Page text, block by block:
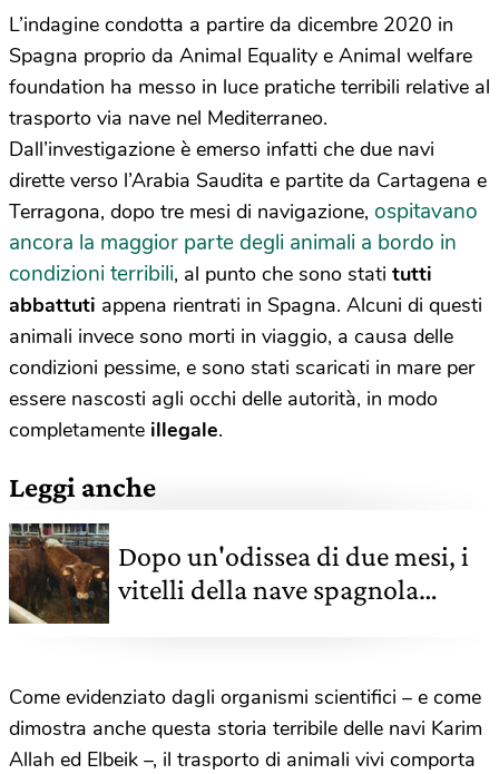
L’indagine condotta a partire da dicembre 2020 in
Spagna proprio da Animal Equality e Animal welfare
foundation ha messo in luce pratiche terribili relative al
trasporto via nave nel Mediterraneo.
Dall’investigazione è emerso infatti che due navi
dirette verso l’Arabia Saudita e partite da Cartagena e
Terragona, dopo tre mesi di navigazione, ospitavano
ancora la maggior parte degli animali a bordo in
condizioni terribili, al punto che sono stati tutti
abbattuti appena rientrati in Spagna. Alcuni di questi
animali invece sono morti in viaggio, a causa delle
condizioni pessime, e sono stati scaricati in mare per
essere nascosti agli occhi delle autorità, in modo
completamente illegale.
Leggi anche
Dopo un'odissea di due mesi, i
vitelli della nave spagnola
Come evidenziato dagli organismi scientifici – e come
dimostra anche questa storia terribile delle navi Karim
Allah ed Elbeik –, il trasporto di animali vivi comporta